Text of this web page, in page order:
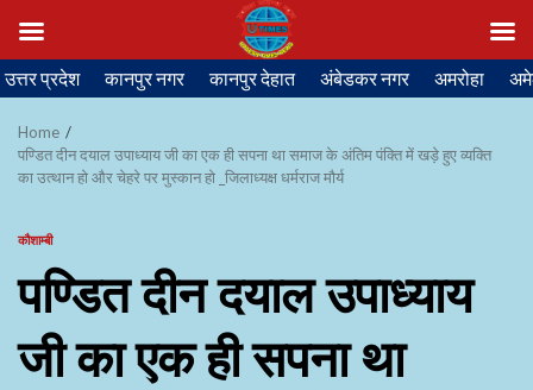
Skip
to
content
उत्तर प्रदेश कानपुर नगर कानपुर देहात अंबेडकर नगर अमरोहा
Home
पण्डित दीन दयाल उपाध्याय जी का एक ही सपना था समाज के अंतिम पंक्ति में खड़े हुए व्यक्ति
का उत्थान हो और चेहरे पर मुस्कान हो _जिलाध्यक्ष धर्मराज मौर्य
कौशाम्बी
पण्डित दीन दयाल उपाध्याय
जी का एक ही सपना था